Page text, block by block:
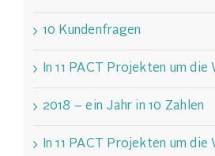
10 Kundenfragen
In 11 PACT Projekten um
2018 – ein Jahr in 10 Zahlen
In 11 PACT Projekten um die